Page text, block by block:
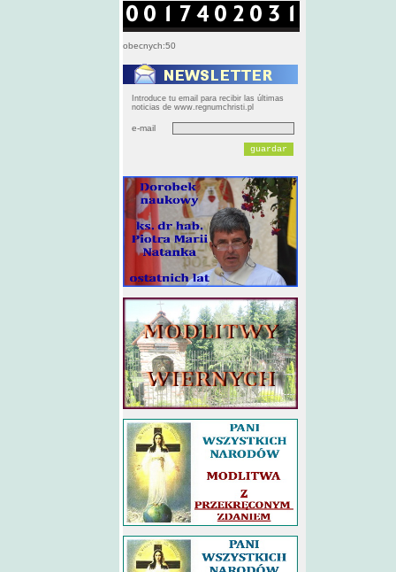
obecnych:50
Introduce tu email para recibir las últimas
noticias de www.regnumchristi.pl
e-mail